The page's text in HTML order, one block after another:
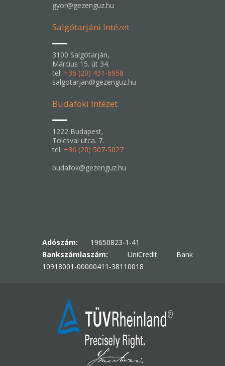
gyor@gezenguz.hu
Salgótarjáni Intézet
3100 Salgótarján,
Március 15. út 34.
tel: +36 (20) 431-6958
salgotarjan@gezenguz.hu
Budafoki Intézet
1222 Budapest,
Tolcsvai utca. 7.
tel: +36 (20) 507-5027
budafok@gezenguz.hu
Adószám: 19650823-1-41
Bankszámlaszám: UniCredit Bank
10918001-00000411-38110018